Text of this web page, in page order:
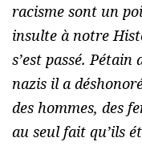
racisme sont un
insulte à notre
s’est passé.
nazis il a
des hommes, des
au seul fait qu’ils